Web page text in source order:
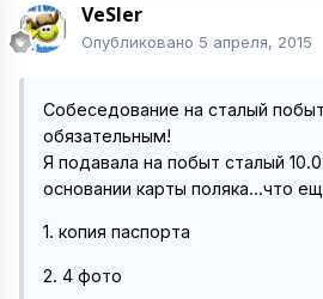
VeSler
Опубликовано 5 апреля, 2015
Собеседование на сталый
обязательным!
Я подавала на побыт сталый
основании карты поляка...что
1. копия паспорта
2. 4 фото